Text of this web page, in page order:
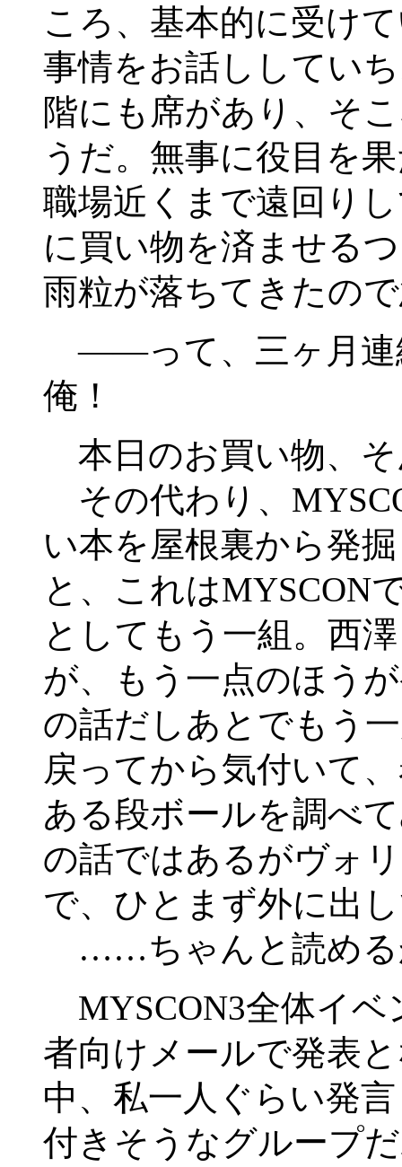
ころ、基本的に受け
事情をお話ししてい
階にも席があり、そ
うだ。無事に役目を
職場近くまで遠回り
に買い物を済ませる
雨粒が落ちてきたの
――って、三ヶ月連
俺！
本日のお買い物、
その代わり、
い本を屋根裏から発
と、これはMYSCON
としてもう一組。西
が、もう一点のほう
の話だしあとでもう
戻ってから気付いて
ある段ボールを調べ
の話ではあるがヴォ
で、ひとまず外に出
……ちゃんと読める
MYSCON3全体イベ
者向けメールで発表
中、私一人ぐらい発
付きそうなグループ